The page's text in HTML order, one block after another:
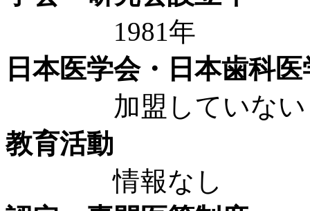
1981年
日本医学会・日本歯科
加盟していない
教育活動
情報なし